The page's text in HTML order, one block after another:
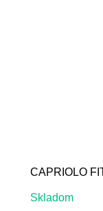
CAPRIOLO
Skladom